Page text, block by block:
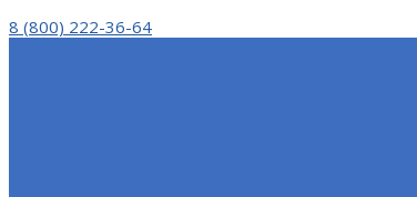
8 (800) 222-36-64